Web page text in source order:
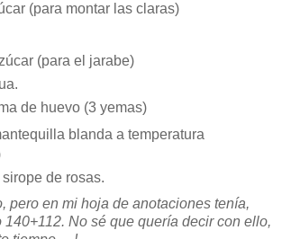
(para montar las claras)
(para el jarabe)
de huevo (3 yemas)
blanda a temperatura
de rosas.
pero en mi hoja de anotaciones tenía,
140+112. No sé que quería decir con ello,